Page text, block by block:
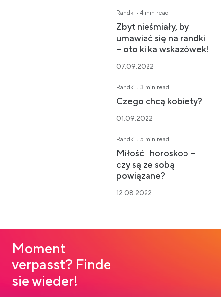
Randki · 4 min read
Zbyt nieśmiały, by
umawiać się na randki
– oto kilka wskazówek!
07.09.2022
Randki · 3 min read
Czego chcą kobiety?
01.09.2022
Randki · 5 min read
Miłość i horoskop –
czy są ze sobą
powiązane?
12.08.2022
Moment
verpasst? Finde
sie wieder!